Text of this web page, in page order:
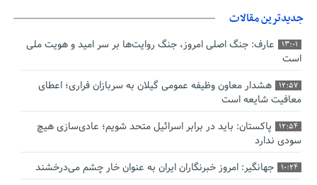
جدیدترین مقالات
13:01
عارف: جنگ اصلی امروز، جنگ روایت‌ها بر سر امید و هویت ملی
است
12:57
هشدار معاون وظیفه عمومی گیلان به سربازان فراری؛ اعطای
معافیت شایعه است
12:54
پاکستان: باید در برابر اسرائیل متحد شویم؛ عادی‌سازی هیچ
سودی ندارد
10:24 جهانگیر: امروز خبرنگاران ایران به عنوان خار چشم می‌درخشند